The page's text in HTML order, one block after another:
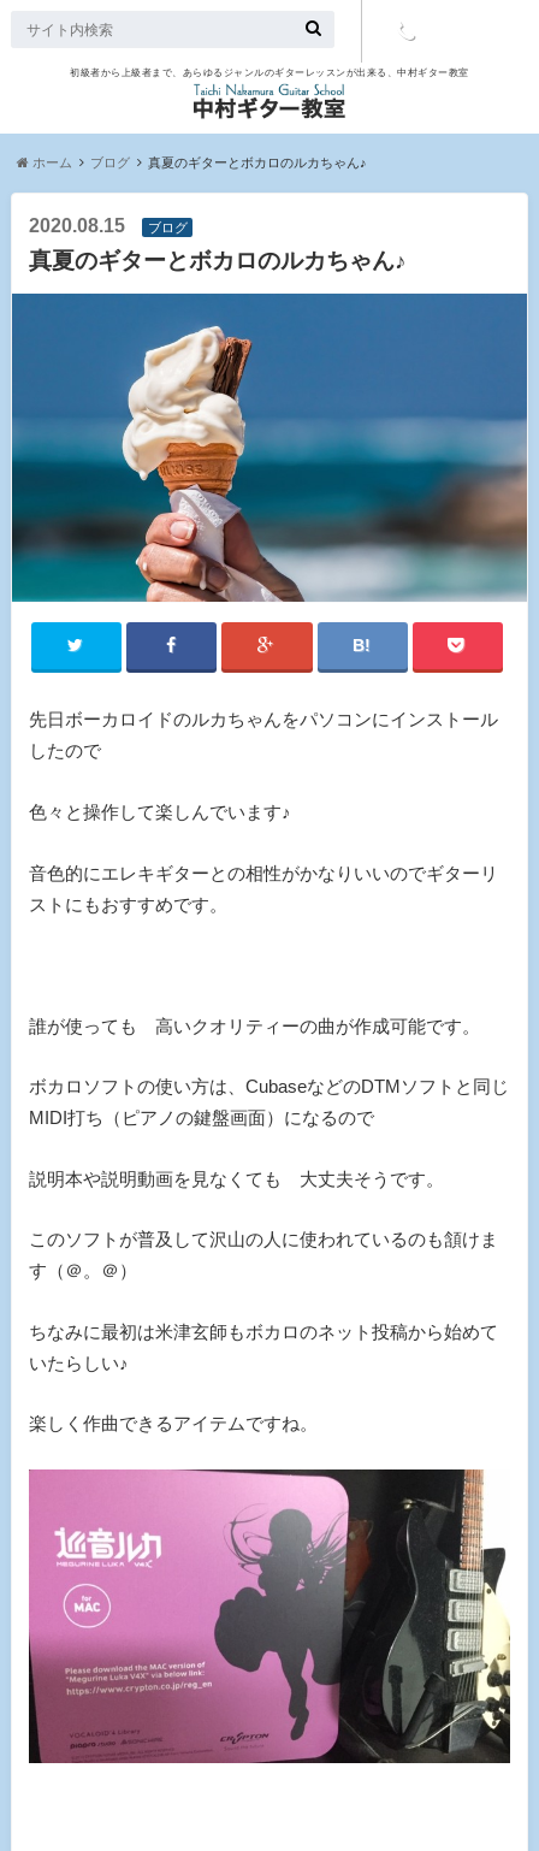
初級者から上級者まで、あらゆるジャンルのギターレッスンが出来る、中村ギター教室
ホーム ブログ 真夏のギターとボカロのルカちゃん♪
2020.08.15 ブログ
真夏のギターとボカロのルカちゃん♪
先日ボーカロイドのルカちゃんをパソコンにインストール
したので
色々と操作して楽しんでいます♪
音色的にエレキギターとの相性がかなりいいのでギターリ
ストにもおすすめです。
誰が使っても 高いクオリティーの曲が作成可能です。
ボカロソフトの使い方は、CubaseなどのDTMソフトと同じ
MIDI打ち（ピアノの鍵盤画面）になるので
説明本や説明動画を見なくても 大丈夫そうです。
このソフトが普及して沢山の人に使われているのも頷けま
す（＠。＠）
ちなみに最初は米津玄師もボカロのネット投稿から始めて
いたらしい♪
楽しく作曲できるアイテムですね。